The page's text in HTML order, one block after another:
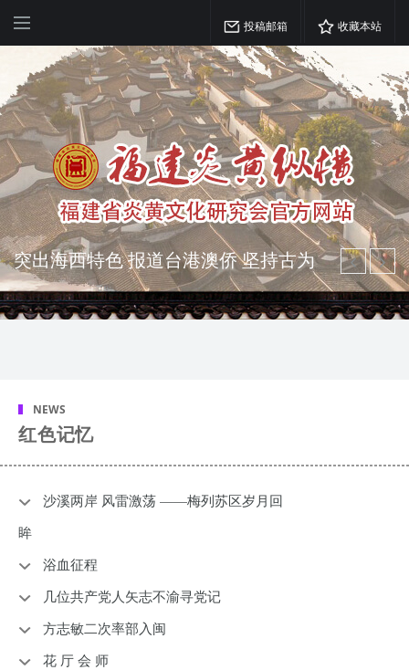
投稿邮箱 收藏本站
突出海西特色 报道台港澳侨 坚持古为
今用 力求雅俗共赏
弘扬优秀文化 振奋民族精神 介绍民族
瑰宝 宣传中华精英
NEWS
红色记忆
沙溪两岸 风雷激荡 ——梅列苏区岁月回
眸
浴血征程
几位共产党人矢志不渝寻党记
方志敏二次率部入闽
花 厅 会 师